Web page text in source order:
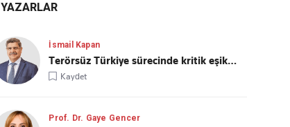
YAZARLAR
İsmail Kapan
Terörsüz Türkiye sürecinde kritik eşik…
Kaydet
Prof. Dr. Gaye Gencer